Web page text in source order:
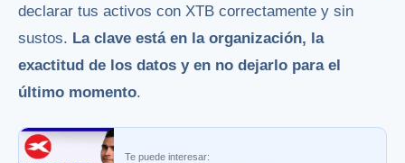
declarar tus activos con XTB correctamente y sin
sustos. La clave está en la organización, la
exactitud de los datos y en no dejarlo para el
último momento.
Te puede interesar: